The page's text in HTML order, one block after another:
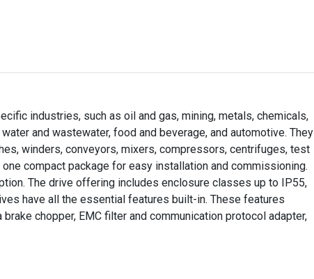
industries, such as oil and gas, mining, metals, chemicals,
and wastewater, food and beverage, and automotive. They
winders, conveyors, mixers, compressors, centrifuges, test
compact package for easy installation and commissioning.
The drive offering includes enclosure classes up to IP55,
have all the essential features built-in. These features
chopper, EMC filter and communication protocol adapter,